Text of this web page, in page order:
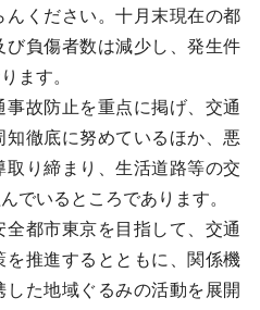
ください。十月末現在の都
負傷者数は減少し、発生件
ます。
故防止を重点に掲げ、交通
徹底に努めているほか、悪
り締まり、生活道路等の交
でいるところであります。
都市東京を目指して、交通
推進するとともに、関係機
た地域ぐるみの活動を展開